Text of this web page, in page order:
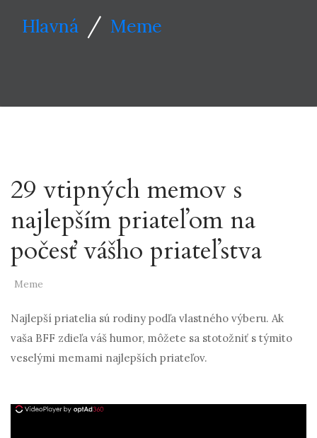
Hlavná / Meme
29 vtipných memov s
najlepším priateľom na
počesť vášho priateľstva
Meme
Najlepší priatelia sú rodiny podľa vlastného výberu. Ak
vaša BFF zdieľa váš humor, môžete sa stotožniť s týmito
veselými memami najlepších priateľov.